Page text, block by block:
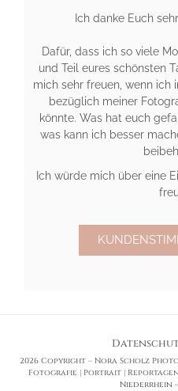
Ich danke Euch
Dafür, dass ich so viele
und Teil eures schönsten
mich sehr freuen, wenn ich
bezüglich meiner
könnte. Was hat euch
was kann ich besser
Ich würde mich über eine
2026 Copyright – Nora Scholz
Fotografie | Portrait |
Niederrhein –